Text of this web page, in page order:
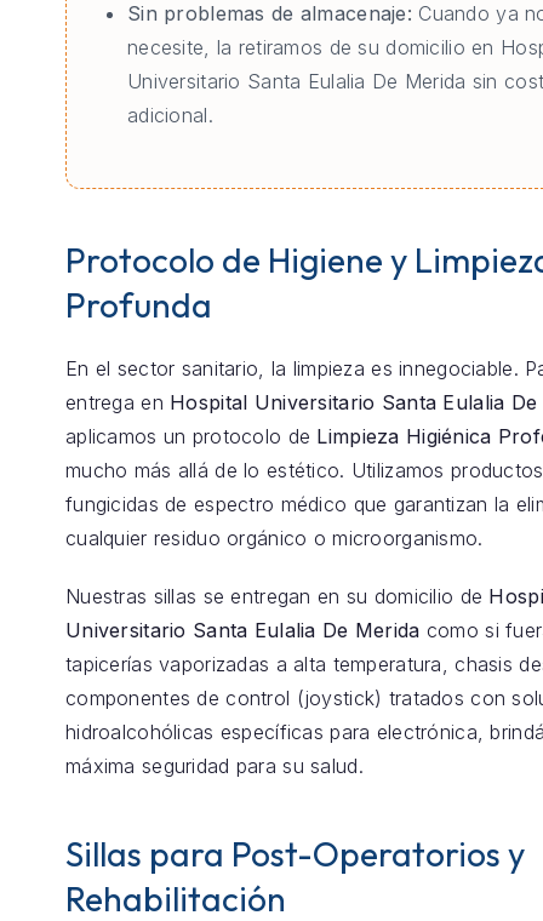
Sin problemas de almacenaje: Cuando ya
necesite, la retiramos de su domicilio en
Universitario Santa Eulalia De Merida sin
adicional.
Protocolo de Higiene y
Profunda
En el sector sanitario, la limpieza es innegociable.
entrega en Hospital Universitario Santa Eulalia De
aplicamos un protocolo de Limpieza Higiénica
mucho más allá de lo estético. Utilizamos
fungicidas de espectro médico que garantizan la
cualquier residuo orgánico o microorganismo.
Nuestras sillas se entregan en su domicilio de
Universitario Santa Eulalia De Merida como si
tapicerías vaporizadas a alta temperatura, chasis
componentes de control (joystick) tratados con
hidroalcohólicas específicas para electrónica,
máxima seguridad para su salud.
Sillas para Post-Operatorios y
Rehabilitación